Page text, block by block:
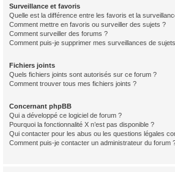
Surveillance et favoris
Quelle est la différence entre les favoris et la
Comment mettre en favoris ou surveiller des sujets ?
Comment surveiller des forums ?
Comment puis-je supprimer mes surveillances de
Fichiers joints
Quels fichiers joints sont autorisés sur ce forum ?
Comment trouver tous mes fichiers joints ?
Concernant phpBB
Qui a développé ce logiciel de forum ?
Pourquoi la fonctionnalité X n’est pas disponible ?
Qui contacter pour les abus ou les questions légales
Comment puis-je contacter un administrateur du forum